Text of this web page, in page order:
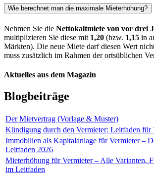
Wie berechnet man die maximale Mieterhöhung?
Nehmen Sie die Nettokaltmiete von vor drei
multiplizieren Sie diese mit 1,20 (bzw. 1,15 in
Märkten). Die neue Miete darf diesen Wert
muss zusätzlich im Rahmen der ortsüblichen
Aktuelles aus dem Magazin
Blogbeiträge
Der Mietvertrag (Vorlage & Muster)
Kündigung durch den Vermieter: Leitfaden für
Immobilien als Kapitalanlage für Vermieter –
Leitfaden 2026
Mieterhöhung für Vermieter – Alle Varianten,
im Leitfaden